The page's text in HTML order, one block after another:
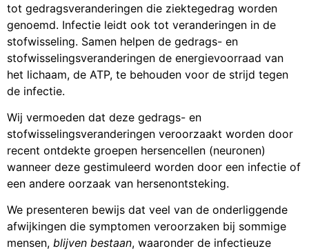
tot gedragsveranderingen die ziektegedrag worden
genoemd. Infectie leidt ook tot veranderingen in de
stofwisseling. Samen helpen de gedrags- en
stofwisselingsveranderingen de energievoorraad van
het lichaam, de ATP, te behouden voor de strijd tegen
de infectie.
Wij vermoeden dat deze gedrags- en
stofwisselingsveranderingen veroorzaakt worden door
recent ontdekte groepen hersencellen (neuronen)
wanneer deze gestimuleerd worden door een infectie of
een andere oorzaak van hersenontsteking.
We presenteren bewijs dat veel van de onderliggende
afwijkingen die symptomen veroorzaken bij sommige
mensen, blijven bestaan, waaronder de infectieuze